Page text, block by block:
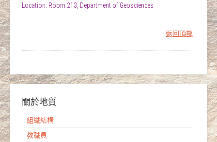
Location: Room 213, Department of Geosciences
返回頂部
關於地質
組織結構
教職員